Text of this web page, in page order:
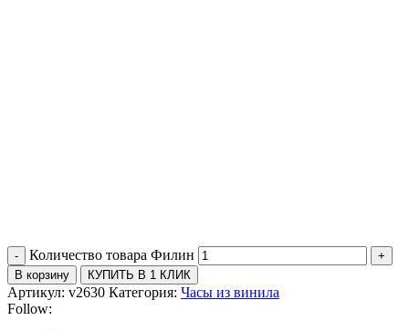
Количество товара Филин
В корзину КУПИТЬ В 1 КЛИК
Артикул: v2630 Категория: Часы из винила
Follow: